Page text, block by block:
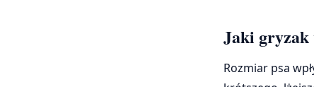
Jaki gryzak
Rozmiar psa